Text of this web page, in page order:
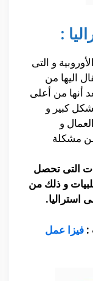
:
و التى
اليها من
أنها من أعلى
كبير و
و
مشكلة
التى تحصل
و ذلك من
استراليا.
: فيزا عمل